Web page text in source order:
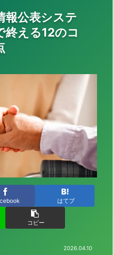
報公表システ
終える12のコ
はてブ
コピー
2026.04.10